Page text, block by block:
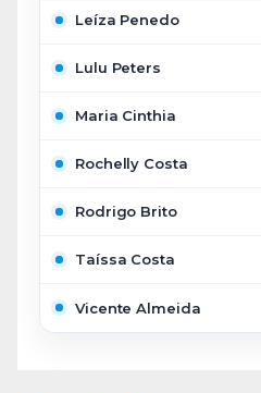
Leíza Penedo
Lulu Peters
Maria Cinthia
Rochelly Costa
Rodrigo Brito
Taíssa Costa
Vicente Almeida